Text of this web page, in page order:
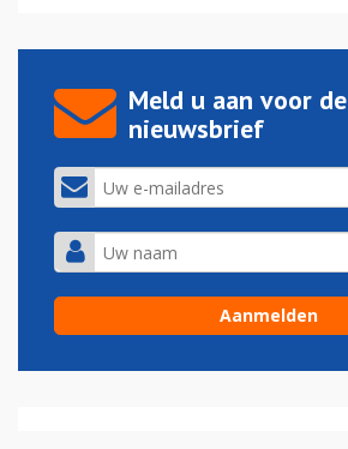
Meld u aan voor de
nieuwsbrief